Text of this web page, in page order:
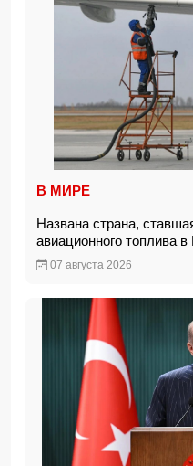
В МИРЕ
Названа страна,
авиационного топлива в
07 августа 2026